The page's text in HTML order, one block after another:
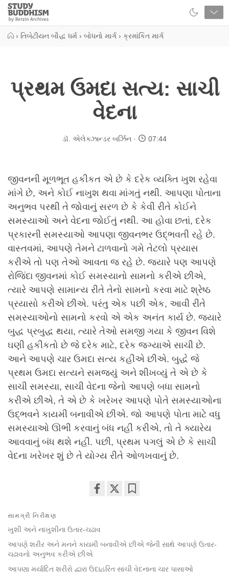
Close
Study
Buddhism
Home
› તિબેટીયન બૌદ્ધ ધર્મ › બોધનો માર્ગ › ક્રમાંકિત માર્ગ
પ્રથમ ઉમદા સત્ય: સાચી
વેદના
ડૉ. એલેક્ઝાન્ડર બર્ઝિન 07:44
જીવનની મૂળભૂત હકીકત એ છે કે દરેક વ્યક્તિ ખુશ રહેવા
માંગે છે, અને કોઈ નાખુશ થવા માંગતું નથી. આપણા પોતાના
અનુભવ પરથી તે જોવાનું સરળ છે કે કેવી રીતે કોઈને
સમસ્યાઓ અને વેદના જોઈતું નથી. આ હોવા છતાં, દરેક
પ્રકારની સમસ્યાઓ આપણા જીવનભર ઉદ્ભવતી રહે છે.
વાસ્તવમાં, આપણે તેમને ટાળવાનો ગમે તેટલો પ્રયાસ
કરીએ તો પણ તેઓ આવતા જ રહે છે. જ્યારે પણ આપણે
રોજિંદા જીવનમાં કોઈ સમસ્યાનો સામનો કરીએ છીએ,
ત્યારે આપણે સામાન્ય રીતે તેનો સામનો કરવા માટે શ્રેષ્ઠ
પ્રયાસો કરીએ છીએ. પરંતુ એક પછી એક, આવી રીતે
સમસ્યાઓનો સામનો કરવો એ એક અનંત કાર્ય છે. જ્યારે
બુદ્ધ પ્રબુદ્ધ થયા, ત્યારે તેઓ સમજી ગયા કે જીવન વિશે
ઘણી હકીકતો છે જે દરેક માટે, દરેક જગ્યાએ સાચી છે.
આને આપણે ચાર ઉમદા સત્ય કહીએ છીએ. બુદ્ધે જે
પ્રથમ ઉમદા સત્યને સમજ્યું અને શીખવ્યું તે એ છે કે
સાચી સમસ્યા, સાચી વેદના જેનો આપણે બધા સામનો
કરીએ છીએ, તે એ છે કે ખરેખર આપણે પોતે સમસ્યાઓના
ઉદ્ભવને કાયમી બનાવીએ છીએ. જો આપણે પોતા માટે વધુ
સમસ્યાઓ ઊભી કરવાનું બંધ નહીં કરીએ, તો તે ક્યારેય
આવવાનું બંધ થશે નહીં. પછી, પ્રથમ પગલું એ છે કે સાચી
વેદના ખરેખર શું છે તે યોગ્ય રીતે ઓળખવાનું છે.
facebook
સામગ્રી નિરીક્ષણ
ખુશી અને નાખુશીના ઉતાર-ચઢાવ
આપણે શરીર અને મનને કાયમી બનાવીએ છીએ જેની સાથે આપણે ઉતાર-
ચઢાવનો અનુભવ કરીએ છીએ
આપણા મર્યાદિત શરીરો દ્વારા ઉદાહરિત સાચી વેદનાના ચાર પાસાઓ